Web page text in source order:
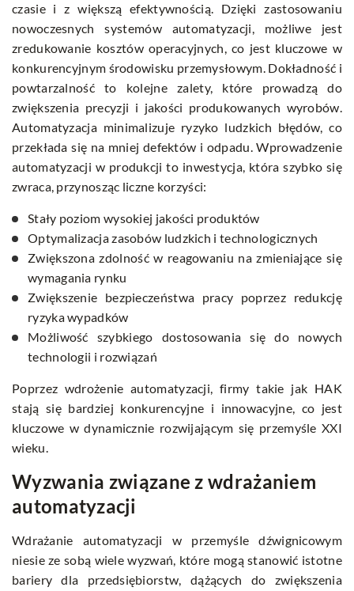
czasie i z większą efektywnością. Dzięki zastosowaniu
nowoczesnych systemów automatyzacji, możliwe jest
zredukowanie kosztów operacyjnych, co jest kluczowe w
konkurencyjnym środowisku przemysłowym. Dokładność i
powtarzalność to kolejne zalety, które prowadzą do
zwiększenia precyzji i jakości produkowanych wyrobów.
Automatyzacja minimalizuje ryzyko ludzkich błędów, co
przekłada się na mniej defektów i odpadu. Wprowadzenie
automatyzacji w produkcji to inwestycja, która szybko się
zwraca, przynosząc liczne korzyści:
Stały poziom wysokiej jakości produktów
Optymalizacja zasobów ludzkich i technologicznych
Zwiększona zdolność w reagowaniu na zmieniające się
wymagania rynku
Zwiększenie bezpieczeństwa pracy poprzez redukcję
ryzyka wypadków
Możliwość szybkiego dostosowania się do nowych
technologii i rozwiązań
Poprzez wdrożenie automatyzacji, firmy takie jak HAK
stają się bardziej konkurencyjne i innowacyjne, co jest
kluczowe w dynamicznie rozwijającym się przemyśle XXI
wieku.
Wyzwania związane z wdrażaniem
automatyzacji
Wdrażanie automatyzacji w przemyśle dźwignicowym
niesie ze sobą wiele wyzwań, które mogą stanowić istotne
bariery dla przedsiębiorstw, dążących do zwiększenia